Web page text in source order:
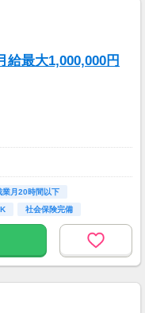
給最大1,000,000円
業月20時間以下
社会保険完備